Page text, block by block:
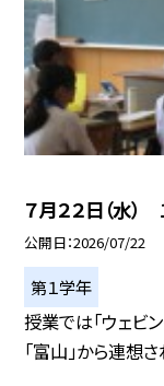
７月２２日（水
公開日 2026/07/22
第１学年
授業では「ウェビ
「富山」から連想